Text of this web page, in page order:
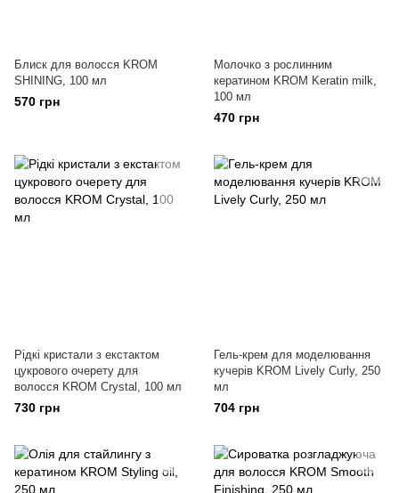
Блиск для волосся KROM
SHINING, 100 мл
570 грн
Молочко з рослинним
кератином KROM Keratin milk,
100 мл
470 грн
Рідкі кристали з екстактом
цукрового очерету для
волосся KROM Crystal, 100 мл
730 грн
Гель-крем для моделювання
кучерів KROM Lively Curly, 250
мл
704 грн